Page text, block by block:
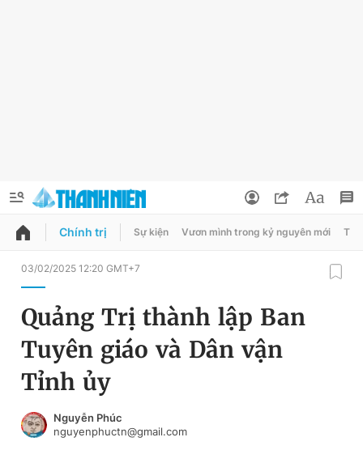
QUẢNG CÁO ĐẶT BÁO
Chuyên mục
Chuyên mục khác
Chào ngày mới
Đổi mật khẩu
Tin đã lưu
Tin đã xem
Đăng xuất
Chính trị Sự kiện Vươn mình trong kỷ nguyên mới
03/02/2025 12:20 GMT+7
Quảng Trị thành lập Ban
Tuyên giáo và Dân vận
Tỉnh ủy
Nguyễn Phúc
nguyenphuctn@gmail.com